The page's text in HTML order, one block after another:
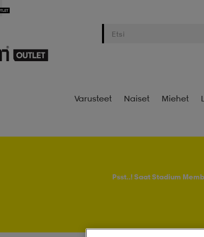
Varusteet Naiset Miehet
Psst..! Saat Stadium